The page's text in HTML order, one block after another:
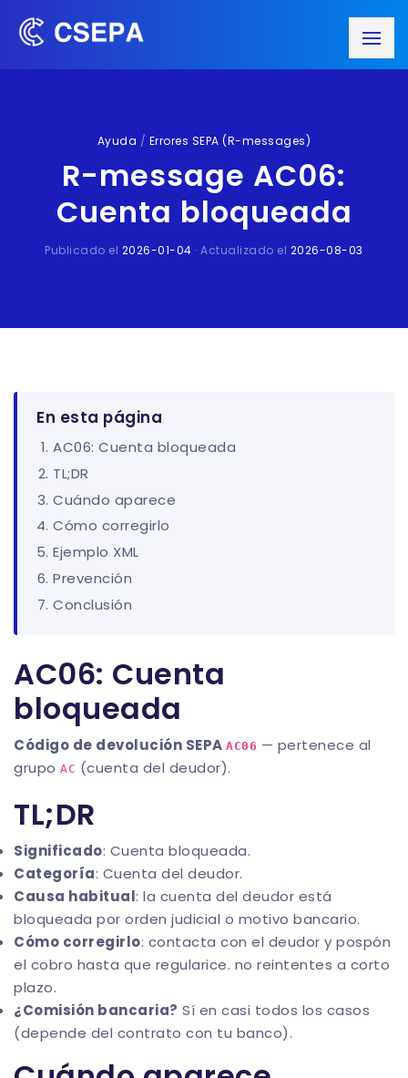
Ayuda / Errores SEPA (R-messages)
R-message AC06:
Cuenta bloqueada
Publicado el 2026-01-04 · Actualizado el 2026-08-03
En esta página
AC06: Cuenta bloqueada
TL;DR
Cuándo aparece
Cómo corregirlo
Ejemplo XML
Prevención
Conclusión
AC06: Cuenta
bloqueada
Código de devolución SEPA AC06 — pertenece al
grupo AC (cuenta del deudor).
TL;DR
Significado: Cuenta bloqueada.
Categoría: Cuenta del deudor.
Causa habitual: la cuenta del deudor está
bloqueada por orden judicial o motivo bancario.
Cómo corregirlo: contacta con el deudor y pospón
el cobro hasta que regularice. no reintentes a corto
plazo.
¿Comisión bancaria? Sí en casi todos los casos
(depende del contrato con tu banco).